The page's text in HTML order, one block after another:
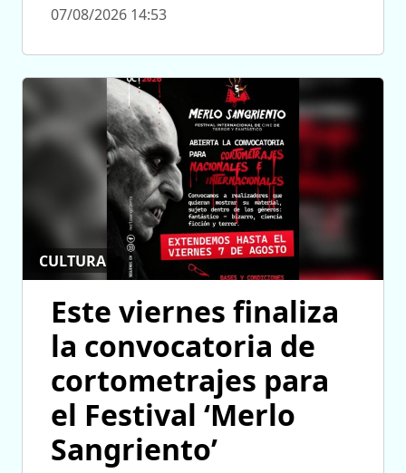
07/08/2026 14:53
CULTURA
Este viernes finaliza
la convocatoria de
cortometrajes para
el Festival ‘Merlo
Sangriento’